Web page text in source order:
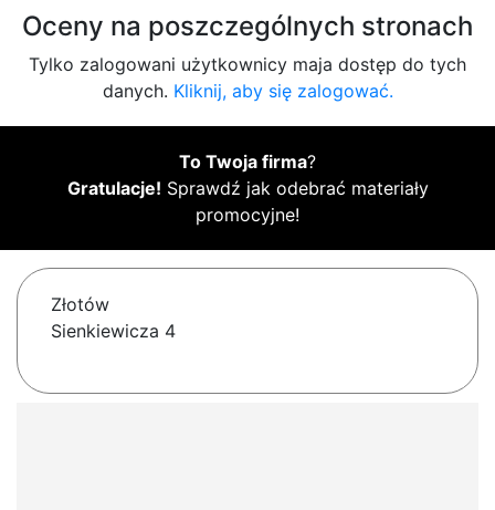
Oceny na poszczególnych stronach
Tylko zalogowani użytkownicy maja dostęp do tych
danych. Kliknij, aby się zalogować.
To Twoja firma?
Gratulacje! Sprawdź jak odebrać materiały
promocyjne!
Złotów
Sienkiewicza 4